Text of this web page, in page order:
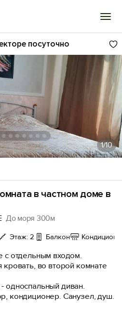
посуточно
1/10
в частном доме в
До моря 300м
Этаж: 2 Балкон
с отдельным входом.
кровать, во второй комнате
односпальный диван.
кондиционер. Санузел, душ.